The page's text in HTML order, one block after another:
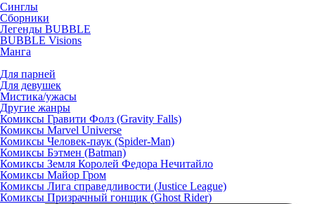
Синглы
Сборники
Легенды BUBBLE
BUBBLE Visions
Манга
Для парней
Для девушек
Мистика/ужасы
Другие жанры
Комиксы Гравити Фолз (Gravity Falls)
Комиксы Marvel Universe
Комиксы Человек-паук (Spider-Man)
Комиксы Бэтмен (Batman)
Комиксы Земля Королей Федора Нечитайло
Комиксы Майор Гром
Комиксы Лига справедливости (Justice League)
Комиксы Призрачный гонщик (Ghost Rider)